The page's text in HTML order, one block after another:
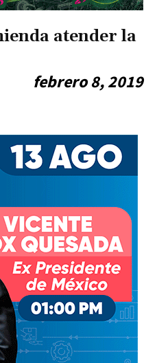
atender la
febrero 8, 2019